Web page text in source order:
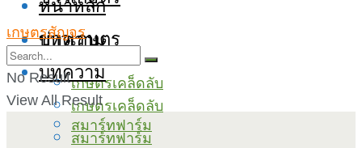
บทความ
เกษตรเคล็ดลับ
สมาร์ทฟาร์ม
ข่าวเกษตร
บทความ
เกษตรเคล็ดลับ
สมาร์ทฟาร์ม
เกษตรสัญจร
No Result
View All Result